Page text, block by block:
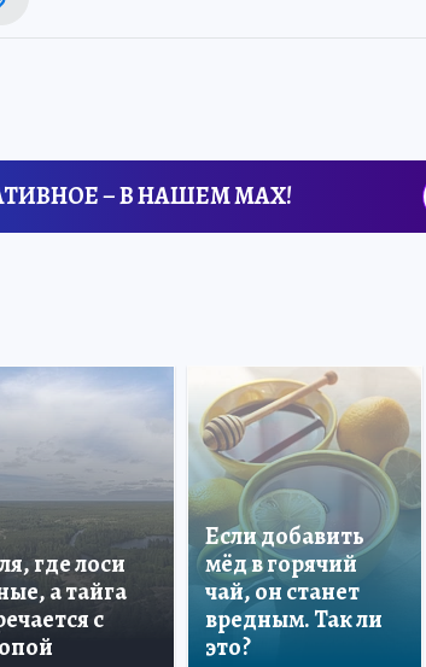
– В НАШЕМ MAX!
где лоси
а тайга
с
Если добавить
мёд в горячий
чай, он станет
вредным. Так ли
это?